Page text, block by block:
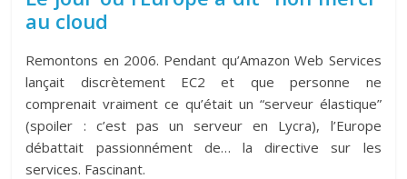
au cloud
Remontons en 2006. Pendant qu’Amazon Web Services
lançait discrètement EC2 et que personne ne
comprenait vraiment ce qu’était un “serveur élastique”
(spoiler : c’est pas un serveur en Lycra), l’Europe
débattait passionnément de… la directive sur les
services. Fascinant.